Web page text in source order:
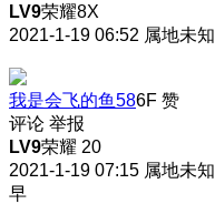
LV9荣耀8X
2021-1-19 06:52 属地未知
我是会飞的鱼586F 赞
评论 举报
LV9荣耀 20
2021-1-19 07:15 属地未知
早